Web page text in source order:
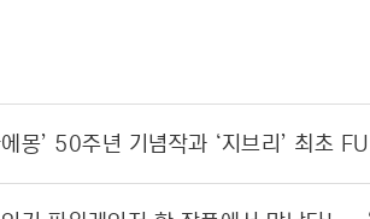
몽’ 50주년 기념작과 ‘지브리’ 최초